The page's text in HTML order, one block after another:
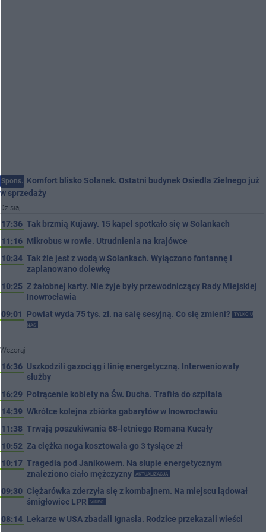
Spons. Komfort blisko Solanek. Ostatni budynek Osiedla Zielnego już
w sprzedaży
Dzisiaj
17:36 Tak brzmią Kujawy. 15 kapel spotkało się w Solankach
11:16 Mikrobus w rowie. Utrudnienia na krajówce
10:34 Tak źle jest z wodą w Solankach. Wyłączono fontannę i
zaplanowano dolewkę
10:25 Z żałobnej karty. Nie żyje były przewodniczący Rady Miejskiej
Inowrocławia
09:01
Powiat wyda 75 tys. zł. na salę sesyjną. Co się zmieni?
TYLKO U
NAS
Wczoraj
16:36 Uszkodzili gazociąg i linię energetyczną. Interweniowały
służby
16:29 Potrącenie kobiety na Św. Ducha. Trafiła do szpitala
14:39 Wkrótce kolejna zbiórka gabarytów w Inowrocławiu
11:38 Trwają poszukiwania 68-letniego Romana Kucały
10:52 Za ciężka noga kosztowała go 3 tysiące zł
10:17 Tragedia pod Janikowem. Na słupie energetycznym
znaleziono ciało mężczyzny
AKTUALIZACJA
09:30 Ciężarówka zderzyła się z kombajnem. Na miejscu lądował
śmigłowiec LPR
VIDEO
08:14 Lekarze w USA zbadali Ignasia. Rodzice przekazali wieści